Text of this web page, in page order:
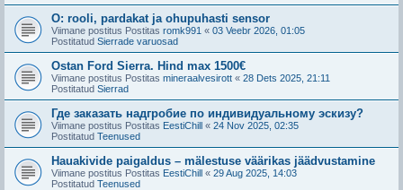
O: rooli, pardakat ja ohupuhasti sensor
Viimane postitus Postitas romk991 « 03 Veebr 2026, 01:05
Postitatud Sierrade varuosad
Ostan Ford Sierra. Hind max 1500€
Viimane postitus Postitas mineraalvesirott « 28 Dets 2025, 21:11
Postitatud Sierrad
Где заказать надгробие по индивидуальному эскизу?
Viimane postitus Postitas EestiChill « 24 Nov 2025, 02:35
Postitatud Teenused
Hauakivide paigaldus – mälestuse väärikas jäädvustamine
Viimane postitus Postitas EestiChill « 29 Aug 2025, 14:03
Postitatud Teenused